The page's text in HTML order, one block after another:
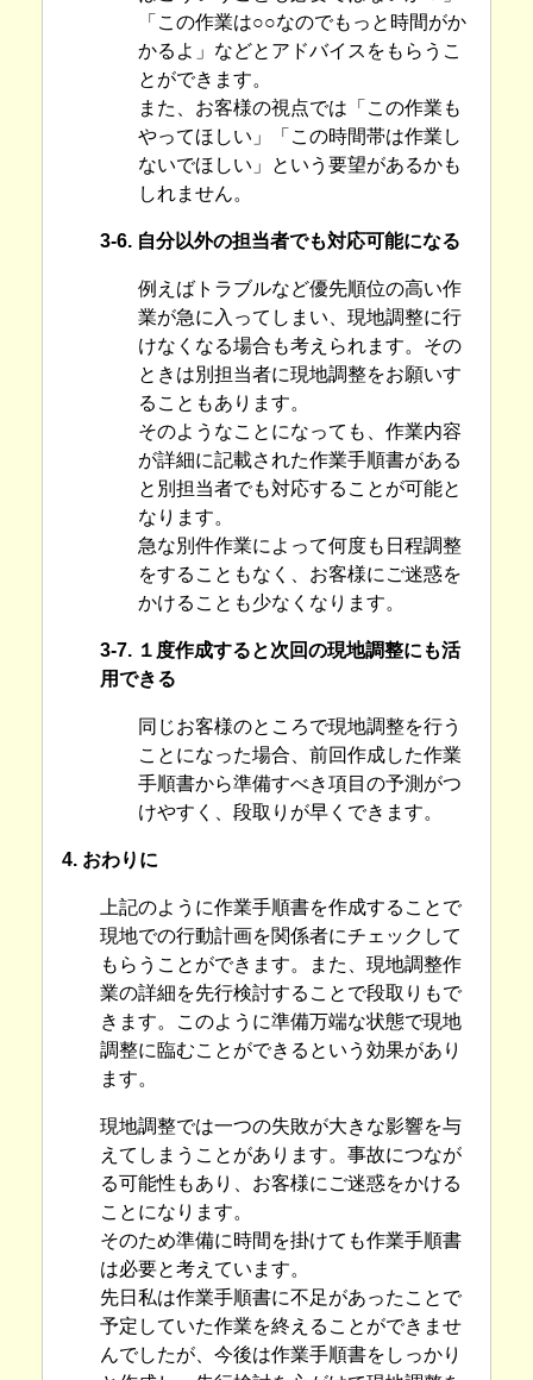
「この作業は○○なのでもっと時間がか
かるよ」などとアドバイスをもらうこ
とができます。
また、お客様の視点では「この作業も
やってほしい」「この時間帯は作業し
ないでほしい」という要望があるかも
しれません。
3-6. 自分以外の担当者でも対応可能になる
例えばトラブルなど優先順位の高い作
業が急に入ってしまい、現地調整に行
けなくなる場合も考えられます。その
ときは別担当者に現地調整をお願いす
ることもあります。
そのようなことになっても、作業内容
が詳細に記載された作業手順書がある
と別担当者でも対応することが可能と
なります。
急な別件作業によって何度も日程調整
をすることもなく、お客様にご迷惑を
かけることも少なくなります。
3-7. １度作成すると次回の現地調整にも活
用できる
同じお客様のところで現地調整を行う
ことになった場合、前回作成した作業
手順書から準備すべき項目の予測がつ
けやすく、段取りが早くできます。
4. おわりに
上記のように作業手順書を作成することで
現地での行動計画を関係者にチェックして
もらうことができます。また、現地調整作
業の詳細を先行検討することで段取りもで
きます。このように準備万端な状態で現地
調整に臨むことができるという効果があり
ます。
現地調整では一つの失敗が大きな影響を与
えてしまうことがあります。事故につなが
る可能性もあり、お客様にご迷惑をかける
ことになります。
そのため準備に時間を掛けても作業手順書
は必要と考えています。
先日私は作業手順書に不足があったことで
予定していた作業を終えることができませ
んでしたが、今後は作業手順書をしっかり